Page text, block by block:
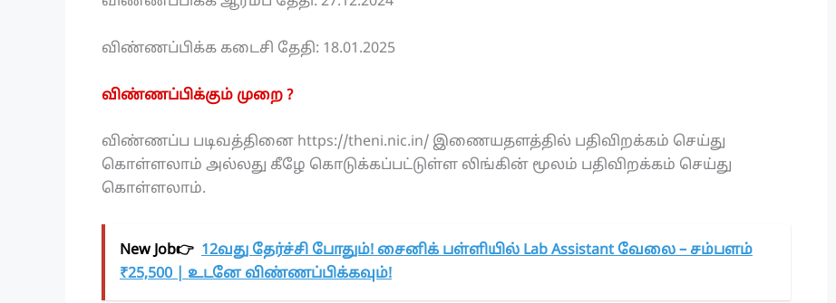
விண்ணப்பிக்க கடைசி தேதி: 18.01.2025
விண்ணப்பிக்கும் முறை ?
விண்ணப்ப படிவத்தினை https://theni.nic.in/ இணையதளத்தில் பதிவிறக்கம் செய்து
கொள்ளலாம் அல்லது கீழே கொடுக்கப்பட்டுள்ள லிங்கின் மூலம் பதிவிறக்கம் செய்து
கொள்ளலாம்.
New Job👉 12வது தேர்ச்சி போதும்! சைனிக் பள்ளியில் Lab Assistant வேலை – சம்பளம்
₹25,500 | உடனே விண்ணப்பிக்கவும்!